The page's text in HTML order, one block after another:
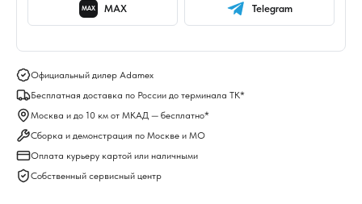
MAX MAX Telegram
Официальный дилер Adamex
Бесплатная доставка по России до терминала ТК*
Москва и до 10 км от МКАД — бесплатно*
Сборка и демонстрация по Москве и МО
Оплата курьеру картой или наличными
Собственный сервисный центр